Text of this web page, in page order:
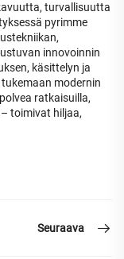
turvallisuutta
pyrimme
innovoinnin
käsittelyn ja
modernin
ratkaisuilla,
toimivat hiljaa,
Seuraava